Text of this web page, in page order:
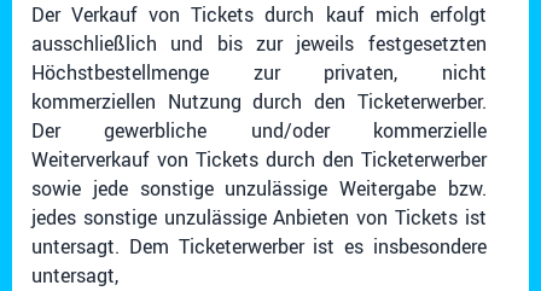
Der Verkauf von Tickets durch kauf mich erfolgt
ausschließlich und bis zur jeweils festgesetzten
Höchstbestellmenge zur privaten, nicht
kommerziellen Nutzung durch den Ticketerwerber.
Der gewerbliche und/oder kommerzielle
Weiterverkauf von Tickets durch den Ticketerwerber
sowie jede sonstige unzulässige Weitergabe bzw.
jedes sonstige unzulässige Anbieten von Tickets ist
untersagt. Dem Ticketerwerber ist es insbesondere
untersagt,